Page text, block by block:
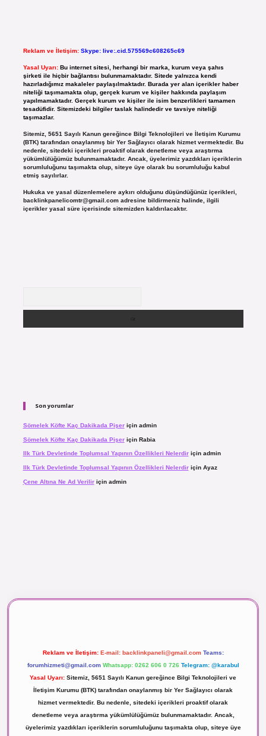
Reklam ve İletişim: Skype: live:.cid.575569c608265c69
Yasal Uyarı: Bu internet sitesi, herhangi bir marka, kurum veya şahıs
şirketi ile hiçbir bağlantısı bulunmamaktadır. Sitede yalnızca kendi
hazırladığımız makaleler paylaşılmaktadır. Burada yer alan içerikler haber
niteliği taşımamakta olup, gerçek kurum ve kişiler hakkında paylaşım
yapılmamaktadır. Gerçek kurum ve kişiler ile isim benzerlikleri tamamen
tesadüfidir. Sitemizdeki bilgiler taslak halindedir ve tavsiye niteliği
taşımazlar.
Sitemiz, 5651 Sayılı Kanun gereğince Bilgi Teknolojileri ve İletişim Kurumu
(BTK) tarafından onaylanmış bir Yer Sağlayıcı olarak hizmet vermektedir. Bu
nedenle, sitedeki içerikleri proaktif olarak denetleme veya araştırma
yükümlülüğümüz bulunmamaktadır. Ancak, üyelerimiz yazdıkları içeriklerin
sorumluluğunu taşımakta olup, siteye üye olarak bu sorumluluğu kabul
etmiş sayılırlar.
Hukuka ve yasal düzenlemelere aykırı olduğunu düşündüğünüz içerikleri,
backlinkpanelicomtr@gmail.comadresine bildirmeniz halinde, ilgili
içerikler yasal süre içerisinde sitemizden kaldırılacaktır.
Son yorumlar
Sömelek Köfte Kaç Dakikada Pişeriçin admin
Sömelek Köfte Kaç Dakikada Pişeriçin Rabia
Ilk Türk Devletinde Toplumsal Yapının Özellikleri Nelerdiriçin admin
Ilk Türk Devletinde Toplumsal Yapının Özellikleri Nelerdiriçin Ayaz
Çene Altına Ne Ad Veriliriçin admin
Reklam ve İletişim: E-mail: backlinkpaneli@gmail.com Teams:
forumhizmeti@gmail.com Whatsapp: 0262 606 0 726 Telegram: @karabul
Yasal Uyarı: Sitemiz, 5651 Sayılı Kanun gereğince Bilgi Teknolojileri ve
İletişim Kurumu (BTK) tarafından onaylanmış bir Yer Sağlayıcı olarak
hizmet vermektedir. Bu nedenle, sitedeki içerikleri proaktif olarak
denetleme veya araştırma yükümlülüğümüz bulunmamaktadır. Ancak,
üyelerimiz yazdıkları içeriklerin sorumluluğunu taşımakta olup, siteye üye